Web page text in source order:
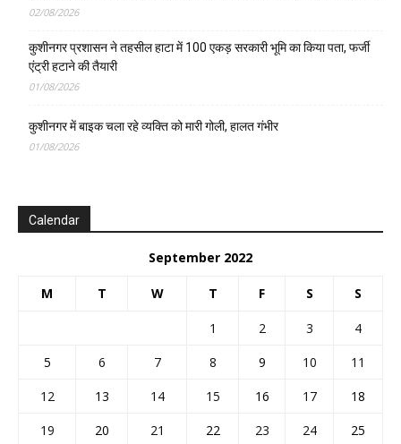
02/08/2026
कुशीनगर प्रशासन ने तहसील हाटा में 100 एकड़ सरकारी भूमि का किया पता, फर्जी
एंट्री हटाने की तैयारी
01/08/2026
कुशीनगर में बाइक चला रहे व्यक्ति को मारी गोली, हालत गंभीर
01/08/2026
Calendar
September 2022
M T W T F S S
1 2 3
4
5
6 7 8 9 10
11
12
13 14 15 16 17
18
19
20 21 22 23 24
25